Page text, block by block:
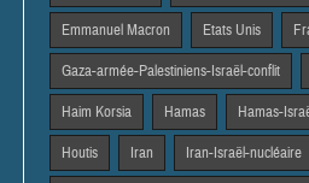
Emmanuel Macron Etats Unis
Gaza-armée-Palestiniens-Israël-conflit
Haim Korsia Hamas Hamas-
Houtis Iran Iran-Israël-nucléaire